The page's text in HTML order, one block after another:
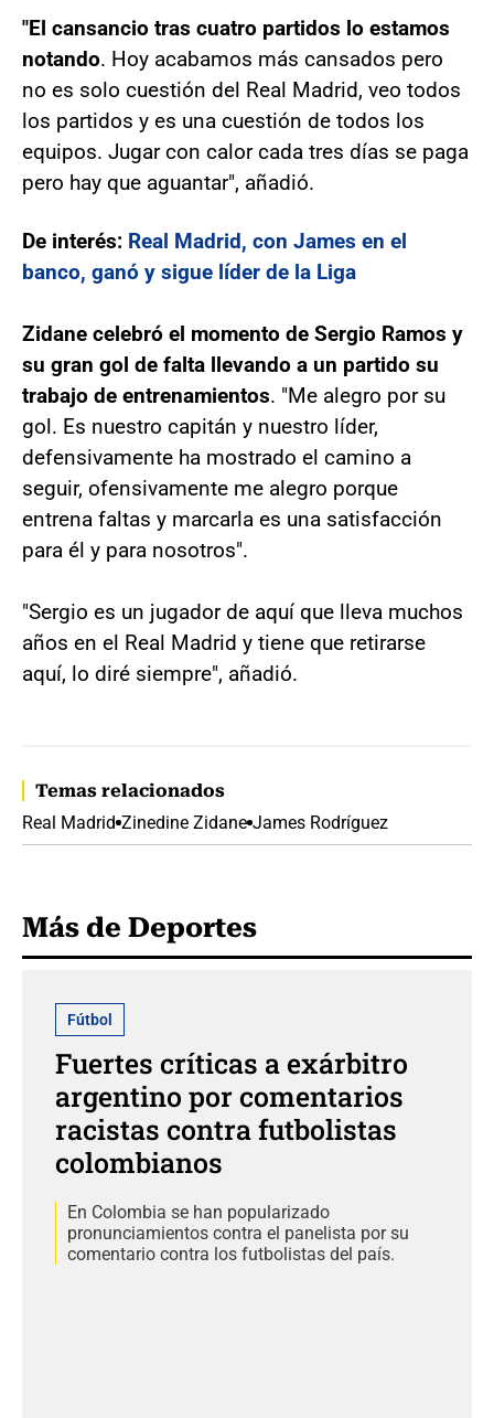
"El cansancio tras cuatro partidos lo estamos
notando. Hoy acabamos más cansados pero
no es solo cuestión del Real Madrid, veo todos
los partidos y es una cuestión de todos los
equipos. Jugar con calor cada tres días se paga
pero hay que aguantar", añadió.
De interés: Real Madrid, con James en el
banco, ganó y sigue líder de la Liga
Zidane celebró el momento de Sergio Ramos y
su gran gol de falta llevando a un partido su
trabajo de entrenamientos. "Me alegro por su
gol. Es nuestro capitán y nuestro líder,
defensivamente ha mostrado el camino a
seguir, ofensivamente me alegro porque
entrena faltas y marcarla es una satisfacción
para él y para nosotros".
"Sergio es un jugador de aquí que lleva muchos
años en el Real Madrid y tiene que retirarse
aquí, lo diré siempre", añadió.
Temas relacionados
Real Madrid Zinedine Zidane James Rodríguez
Más de Deportes
Fútbol
Fuertes críticas a exárbitro
argentino por comentarios
racistas contra futbolistas
colombianos
En Colombia se han popularizado
pronunciamientos contra el panelista por su
comentario contra los futbolistas del país.